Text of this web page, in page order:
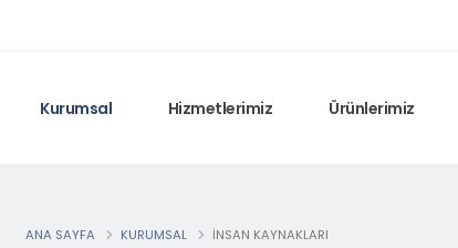
Kurumsal Hizmetlerimiz Ürünlerimiz
ANA SAYFA KURUMSAL İNSAN KAYNAKLARI